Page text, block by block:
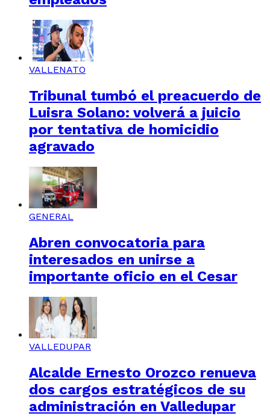
VALLENATO
Tribunal tumbó el preacuerdo de
Luisra Solano: volverá a juicio
por tentativa de homicidio
agravado
GENERAL
Abren convocatoria para
interesados en unirse a
importante oficio en el Cesar
VALLEDUPAR
Alcalde Ernesto Orozco renueva
dos cargos estratégicos de su
administración en Valledupar